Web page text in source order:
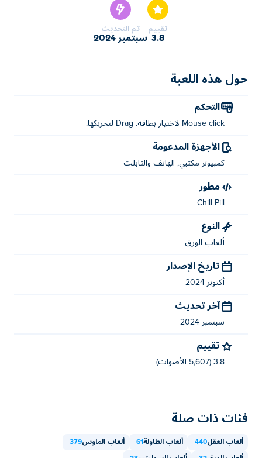
في أجواء الغابة الخصبة بينما تنظم البطاقات بالترتيب، وتتسابق
مع الزمن. ضع استراتيجيات لتحركاتك لتحقيق أعلى الدرجات،
وإذا وجدت نفسك عالقًا، فلا تتردد في اتباع التلميح للمضي
كيفية لعب Amazon Spider Solitaire؟
من هو مبتكر لعبة Amazon Spider Solitaire؟
هي لعبتهم الأولى على Poki!
مجانًا؟
يمكنك لعب Amazon Spider Solitaire مجانًا على Poki.
الأجهزة المحمولة وسطح المكتب؟
الخاص بك والأجهزة المحمولة مثل الهواتف والأجهزة اللوحية.
تقييم
3.8
تم التحديث
سبتمبر 2024
حول هذه اللعبة
التحكم
Mouse click لاختيار بطاقة. Drag لتحريكها.
الأجهزة المدعومة
كمبيوتر مكتبي, الهاتف والتابلت
مطور
Chill Pill
النوع
ألعاب الورق
تاريخ الإصدار
أكتوبر 2024
آخر تحديث
سبتمبر 2024
تقييم
3.8 (5,607 الأصوات)
فئات ذات صلة
ألعاب العقل440 ألعاب الطاولة61 ألعاب الماوس379